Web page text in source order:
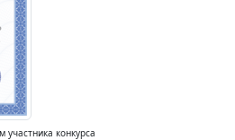
участника конкурса